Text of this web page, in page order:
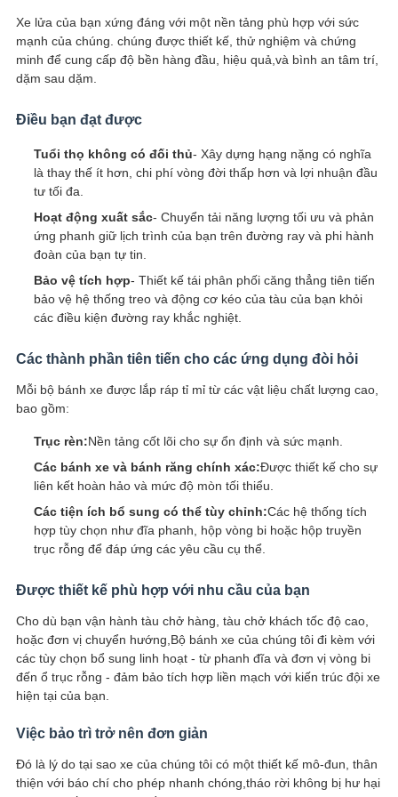
Xe lửa của bạn xứng đáng với một nền tảng phù hợp với sức
mạnh của chúng. chúng được thiết kế, thử nghiệm và chứng
minh để cung cấp độ bền hàng đầu, hiệu quả,và bình an tâm trí,
dặm sau dặm.
Điều bạn đạt được
Tuổi thọ không có đối thủ- Xây dựng hạng nặng có nghĩa
là thay thế ít hơn, chi phí vòng đời thấp hơn và lợi nhuận đầu
tư tối đa.
Hoạt động xuất sắc- Chuyển tải năng lượng tối ưu và phản
ứng phanh giữ lịch trình của bạn trên đường ray và phi hành
đoàn của bạn tự tin.
Bảo vệ tích hợp- Thiết kế tái phân phối căng thẳng tiên tiến
bảo vệ hệ thống treo và động cơ kéo của tàu của bạn khỏi
các điều kiện đường ray khắc nghiệt.
Các thành phần tiên tiến cho các ứng dụng đòi hỏi
Mỗi bộ bánh xe được lắp ráp tỉ mỉ từ các vật liệu chất lượng cao,
bao gồm:
Trục rèn:Nền tảng cốt lõi cho sự ổn định và sức mạnh.
Các bánh xe và bánh răng chính xác:Được thiết kế cho sự
liên kết hoàn hảo và mức độ mòn tối thiểu.
Các tiện ích bổ sung có thể tùy chỉnh:Các hệ thống tích
hợp tùy chọn như đĩa phanh, hộp vòng bi hoặc hộp truyền
trục rỗng để đáp ứng các yêu cầu cụ thể.
Được thiết kế phù hợp với nhu cầu của bạn
Cho dù bạn vận hành tàu chở hàng, tàu chở khách tốc độ cao,
hoặc đơn vị chuyển hướng,Bộ bánh xe của chúng tôi đi kèm với
các tùy chọn bổ sung linh hoạt - từ phanh đĩa và đơn vị vòng bi
đến ổ trục rỗng - đảm bảo tích hợp liền mạch với kiến trúc đội xe
hiện tại của bạn.
Việc bảo trì trở nên đơn giản
Đó là lý do tại sao xe của chúng tôi có một thiết kế mô-đun, thân
thiện với báo chí cho phép nhanh chóng,tháo rời không bị hư hại